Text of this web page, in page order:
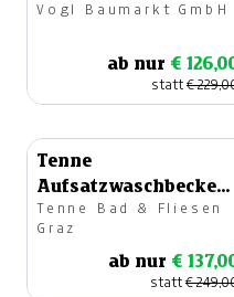
Vogl Baumarkt GmbH
ab nur €
statt€
Tenne
Aufsatzwaschbecken
LIN JOY
Tenne Bad & Fliesen
Graz
ab nur €
statt€